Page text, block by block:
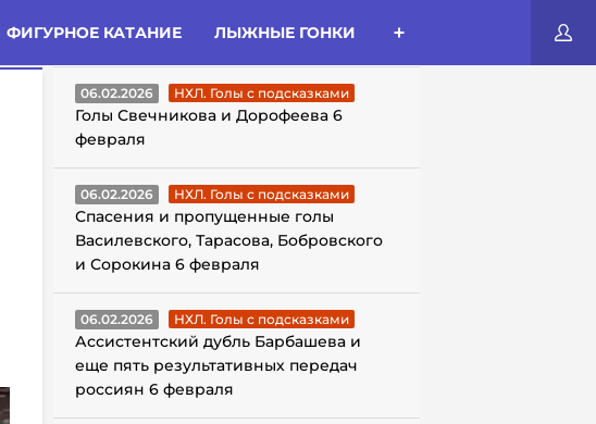
ФИГУРНОЕ КАТАНИЕ ЛЫЖНЫЕ ГОНКИ
ГОЛЫ С ПОДСКАЗКАМИ
06.02.2026 НХЛ. Голы с подсказками
Голы Свечникова и Дорофеева 6
февраля
06.02.2026 НХЛ. Голы с подсказками
Спасения и пропущенные голы
Василевского, Тарасова, Бобровского
и Сорокина 6 февраля
06.02.2026 НХЛ. Голы с подсказками
Ассистентский дубль Барбашева и
еще пять результативных передач
россиян 6 февраля